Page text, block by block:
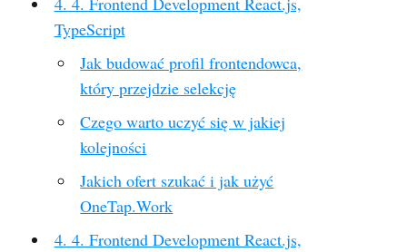
TypeScript
Jak budować profil frontendowca,
który przejdzie selekcję
Czego warto uczyć się w jakiej
kolejności
Jakich ofert szukać i jak użyć
OneTap.Work
4. 4. Frontend Development React.js,